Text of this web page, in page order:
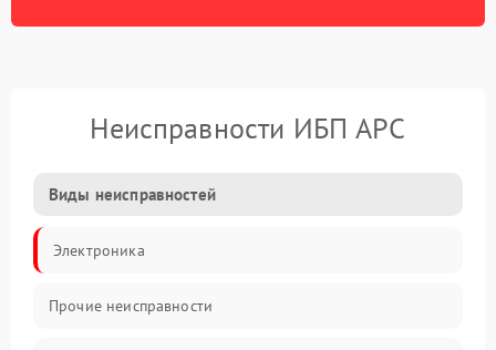
Неисправности ИБП APC
Виды неисправностей
Электроника
Прочие неисправности